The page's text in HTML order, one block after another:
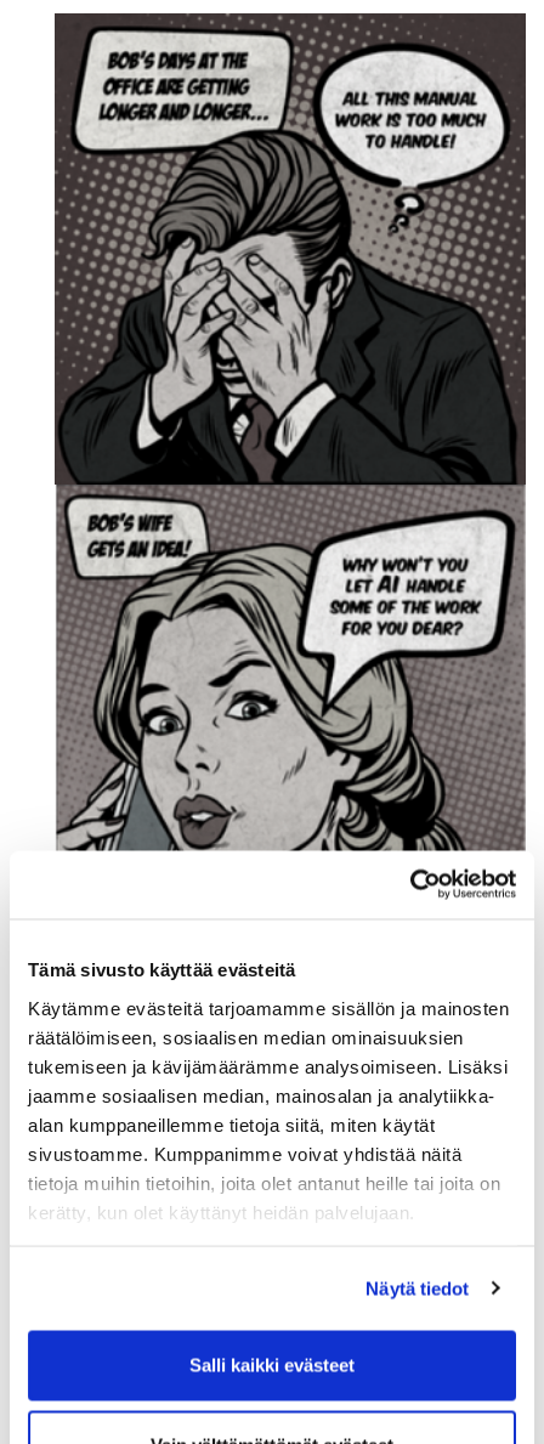
Tämä sivusto käyttää evästeitä
Käytämme evästeitä tarjoamamme sisällön ja mainosten
räätälöimiseen, sosiaalisen median ominaisuuksien
tukemiseen ja kävijämäärämme analysoimiseen. Lisäksi
jaamme sosiaalisen median, mainosalan ja analytiikka-
alan kumppaneillemme tietoja siitä, miten käytät
sivustoamme. Kumppanimme voivat yhdistää näitä
tietoja muihin tietoihin, joita olet antanut heille tai joita on
kerätty, kun olet käyttänyt heidän palvelujaan.
Näytä tiedot
Salli kaikki evästeet